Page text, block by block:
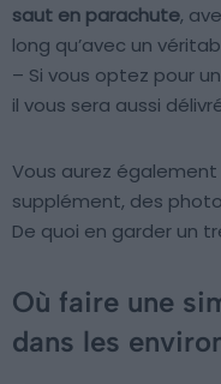
saut en parachute,
long qu’avec un
– Si vous optez pour
il vous sera aussi
Vous aurez
supplément, des
De quoi en garder un
Où faire une
dans les